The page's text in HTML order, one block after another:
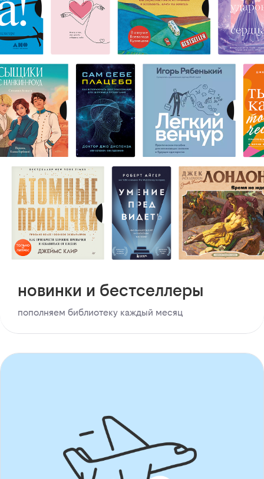
новинки и бестселлеры
пополняем библиотеку каждый месяц